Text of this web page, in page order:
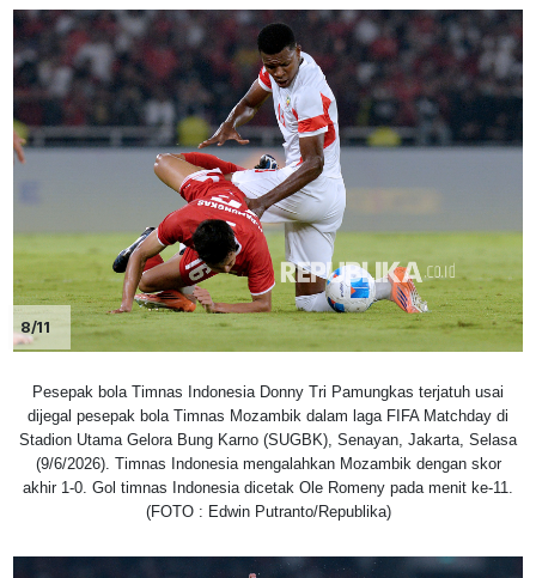
8/11
Pesepak bola Timnas Indonesia Donny Tri Pamungkas terjatuh usai
dijegal pesepak bola Timnas Mozambik dalam laga FIFA Matchday di
Stadion Utama Gelora Bung Karno (SUGBK), Senayan, Jakarta, Selasa
(9/6/2026). Timnas Indonesia mengalahkan Mozambik dengan skor
akhir 1-0. Gol timnas Indonesia dicetak Ole Romeny pada menit ke-11.
(FOTO : Edwin Putranto/Republika)